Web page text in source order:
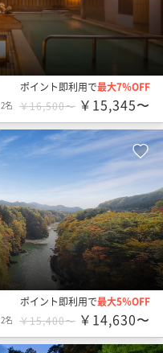
ポイント即利用で最大7％OFF
2名 ￥16,500〜 ￥15,345〜
ポイント即利用で最大5％OFF
2名 ￥15,400〜 ￥14,630〜